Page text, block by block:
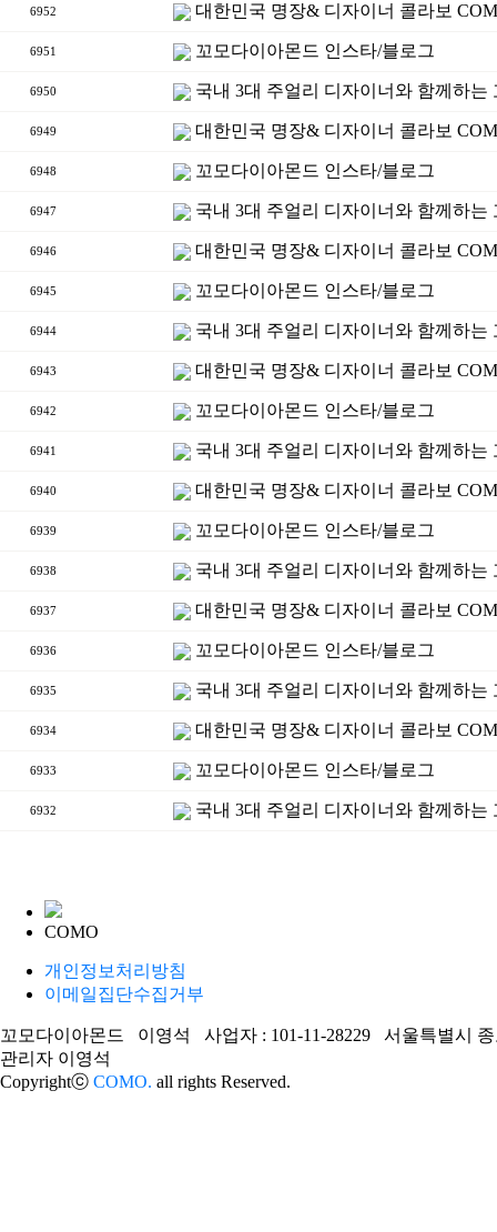
6952 대한민국 명장& 디자이너 콜라보
6951 꼬모다이아몬드 인스타/블로그
6950 국내 3대 주얼리 디자이너와 함께하는
6949 대한민국 명장& 디자이너 콜라보
6948 꼬모다이아몬드 인스타/블로그
6947 국내 3대 주얼리 디자이너와 함께하는
6946 대한민국 명장& 디자이너 콜라보
6945 꼬모다이아몬드 인스타/블로그
6944 국내 3대 주얼리 디자이너와 함께하는
6943 대한민국 명장& 디자이너 콜라보
6942 꼬모다이아몬드 인스타/블로그
6941 국내 3대 주얼리 디자이너와 함께하는
6940 대한민국 명장& 디자이너 콜라보
6939 꼬모다이아몬드 인스타/블로그
6938 국내 3대 주얼리 디자이너와 함께하는
6937 대한민국 명장& 디자이너 콜라보
6936 꼬모다이아몬드 인스타/블로그
6935 국내 3대 주얼리 디자이너와 함께하는
6934 대한민국 명장& 디자이너 콜라보
6933 꼬모다이아몬드 인스타/블로그
6932 국내 3대 주얼리 디자이너와 함께하는
COMO
개인정보처리방침
이메일집단수집거부
꼬모다이아몬드 이영석 사업자 : 101-11-28229 서울특별시 종
관리자 이영석
Copyrightⓒ COMO. all rights Reserved.